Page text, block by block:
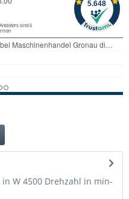
W 4500 Drehzahl in min-